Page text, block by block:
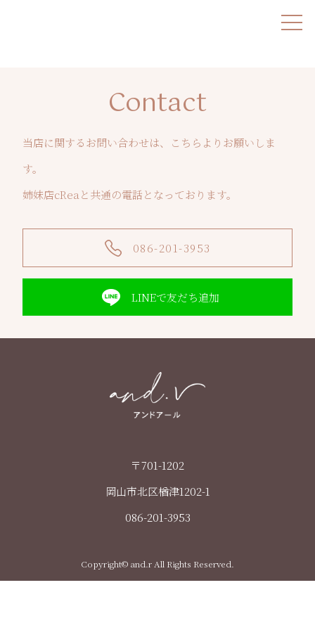
Contact
当店に関するお問い合わせは、こちらよりお願いしま
す。
姉妹店cReaと共通の電話となっております。
086-201-3953
LINEで友だち追加
〒701-1202
岡山市北区楢津1202-1
086-201-3953
Copyright© and.r All Rights Reserved.